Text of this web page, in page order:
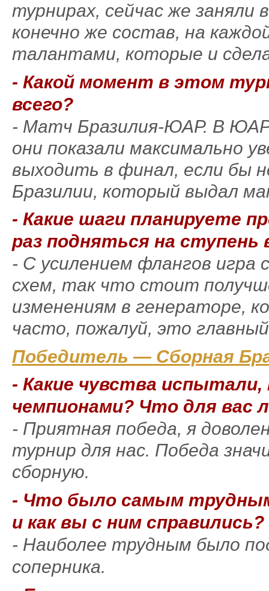
турнирах, сейчас же
конечно же состав, на
талантами, которые и
- Какой момент в этом
всего?
- Матч Бразилия-ЮАР. В ЮАР
они показали максимально
выходить в финал, если бы
Бразилии, который выдал
- Какие шаги планируете
раз подняться на
- С усилением флангов игра
схем, так что стоит
изменениям в генераторе,
часто, пожалуй, это главный
Победитель — Сборная
- Какие чувства
чемпионами? Что для вас
- Приятная победа, я
турнир для нас. Победа
сборную.
- Что было самым
и как вы с ним справились?
- Наиболее трудным было
соперника.